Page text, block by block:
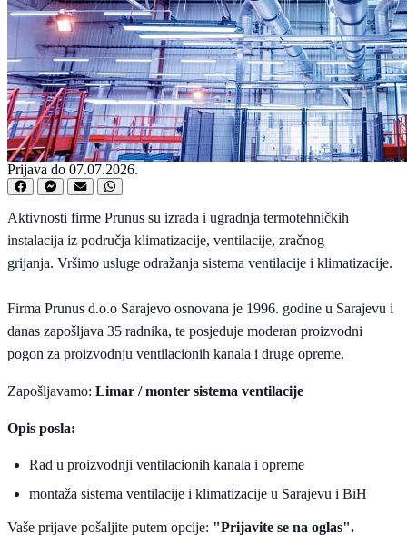
Prijava do 07.07.2026.
Aktivnosti firme Prunus su izrada i ugradnja termotehničkih
instalacija iz područja klimatizacije, ventilacije, zračnog
grijanja. Vršimo usluge odražanja sistema ventilacije i klimatizacije.
Firma Prunus d.o.o Sarajevo osnovana je 1996. godine u Sarajevu i
danas zapošljava 35 radnika, te posjeduje moderan proizvodni
pogon za proizvodnju ventilacionih kanala i druge opreme.
Zapošljavamo: Limar / monter sistema ventilacije
Opis posla:
Rad u proizvodnji ventilacionih kanala i opreme
montaža sistema ventilacije i klimatizacije u Sarajevu i BiH
Vaše prijave pošaljite putem opcije: "Prijavite se na oglas".